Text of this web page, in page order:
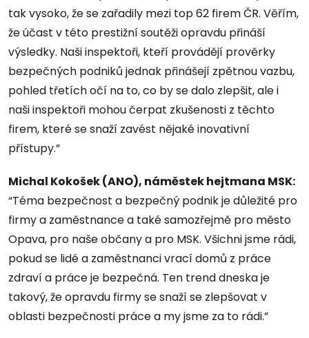
tak vysoko, že se zařadily mezi top 62 firem ČR. Věřím,
že účast v této prestižní soutěži opravdu přináší
výsledky. Naši inspektoři, kteří provádějí prověrky
bezpečných podniků jednak přinášejí zpětnou vazbu,
pohled třetích očí na to, co by se dalo zlepšit, ale i
naši inspektoři mohou čerpat zkušenosti z těchto
firem, které se snaží zavést nějaké inovativní
přístupy.”
Michal Kokošek (ANO), náměstek hejtmana MSK:
“Téma bezpečnost a bezpečný podnik je důležité pro
firmy a zaměstnance a také samozřejmě pro město
Opava, pro naše občany a pro MSK. Všichni jsme rádi,
pokud se lidé a zaměstnanci vrací domů z práce
zdraví a práce je bezpečná. Ten trend dneska je
takový, že opravdu firmy se snaží se zlepšovat v
oblasti bezpečnosti práce a my jsme za to rádi.”